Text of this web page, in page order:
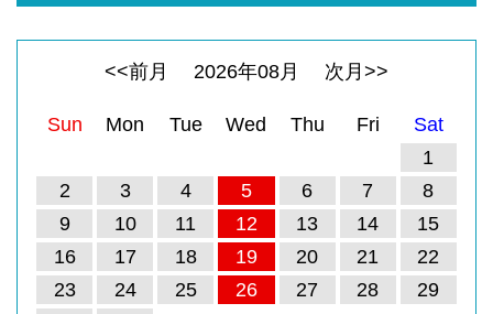
<<前月 2026年08 月 次月>>
Sun Mon Tue Wed Thu Fri
Sat
1
2
3 4 5 6 7
8
9
10 11 12 13 14
15
16
17 18 19 20 21
22
23
24 25 26 27 28
29